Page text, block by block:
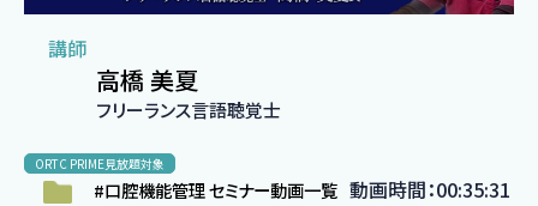
講師
高橋 美夏
フリーランス言語聴覚士
ORTC PRIME見放題対象
#口腔機能管理 セミナー動画一覧 動画時間：00:35:31